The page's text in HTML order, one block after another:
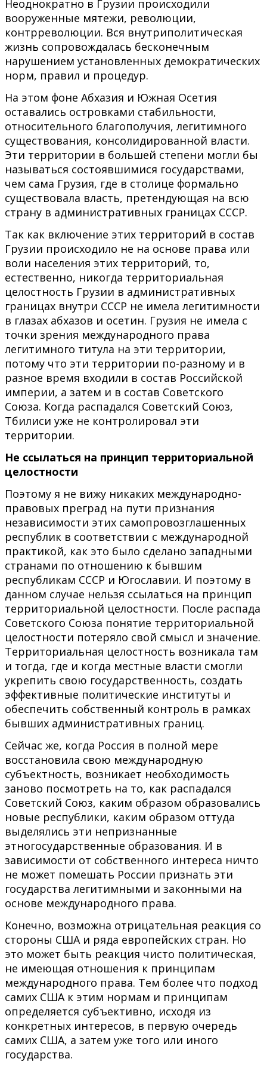
Неоднократно в Грузии происходили
вооруженные мятежи, революции,
контрреволюции. Вся внутриполитическая
жизнь сопровождалась бесконечным
нарушением установленных демократических
норм, правил и процедур.
На этом фоне Абхазия и Южная Осетия
оставались островками стабильности,
относительного благополучия, легитимного
существования, консолидированной власти.
Эти территории в большей степени могли бы
называться состоявшимися государствами,
чем сама Грузия, где в столице формально
существовала власть, претендующая на всю
страну в административных границах СССР.
Так как включение этих территорий в состав
Грузии происходило не на основе права или
воли населения этих территорий, то,
естественно, никогда территориальная
целостность Грузии в административных
границах внутри СССР не имела легитимности
в глазах абхазов и осетин. Грузия не имела с
точки зрения международного права
легитимного титула на эти территории,
потому что эти территории по-разному и в
разное время входили в состав Российской
империи, а затем и в состав Советского
Союза. Когда распадался Советский Союз,
Тбилиси уже не контролировал эти
территории.
Не ссылаться на принцип территориальной
целостности
Поэтому я не вижу никаких международно-
правовых преград на пути признания
независимости этих самопровозглашенных
республик в соответствии с международной
практикой, как это было сделано западными
странами по отношению к бывшим
республикам СССР и Югославии. И поэтому в
данном случае нельзя ссылаться на принцип
территориальной целостности. После распада
Советского Союза понятие территориальной
целостности потеряло свой смысл и значение.
Территориальная целостность возникала там
и тогда, где и когда местные власти смогли
укрепить свою государственность, создать
эффективные политические институты и
обеспечить собственный контроль в рамках
бывших административных границ.
Сейчас же, когда Россия в полной мере
восстановила свою международную
субъектность, возникает необходимость
заново посмотреть на то, как распадался
Советский Союз, каким образом образовались
новые республики, каким образом оттуда
выделялись эти непризнанные
этногосударственные образования. И в
зависимости от собственного интереса ничто
не может помешать России признать эти
государства легитимными и законными на
основе международного права.
Конечно, возможна отрицательная реакция со
стороны США и ряда европейских стран. Но
это может быть реакция чисто политическая,
не имеющая отношения к принципам
международного права. Тем более что подход
самих США к этим нормам и принципам
определяется субъективно, исходя из
конкретных интересов, в первую очередь
самих США, а затем уже того или иного
государства.